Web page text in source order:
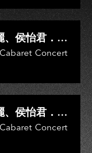
侯怡君．
鳥來嬤-吳
淑敏、施文
孟賢、黃露
Concert
侯怡君．
鳥來嬤-吳
淑敏、施文
Concert